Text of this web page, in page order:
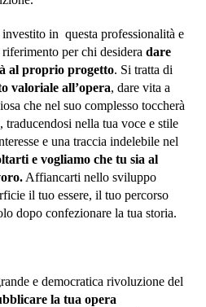
in questa professionalità e
per chi desidera dare
al proprio progetto. Si tratta di
valoriale all’opera, dare vita a
che nel suo complesso toccherà
traducendosi nella tua voce e stile
e una traccia indelebile nel
e vogliamo che tu sia al
Affiancarti nello sviluppo
il tuo essere, il tuo percorso
dopo confezionare la tua storia.
e democratica rivoluzione del
la tua opera